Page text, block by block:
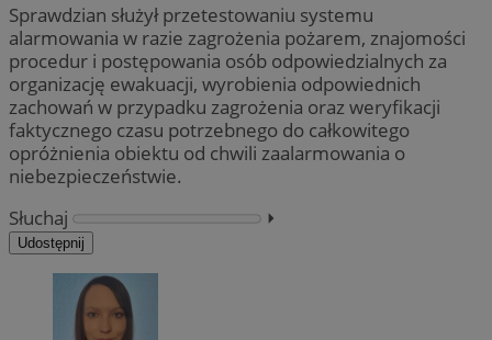
Sprawdzian służył przetestowaniu systemu
alarmowania w razie zagrożenia pożarem, znajomości
procedur i postępowania osób odpowiedzialnych za
organizację ewakuacji, wyrobienia odpowiednich
zachowań w przypadku zagrożenia oraz weryfikacji
faktycznego czasu potrzebnego do całkowitego
opróżnienia obiektu od chwili zaalarmowania o
niebezpieczeństwie.
Słuchaj
⏵︎
Udostępnij